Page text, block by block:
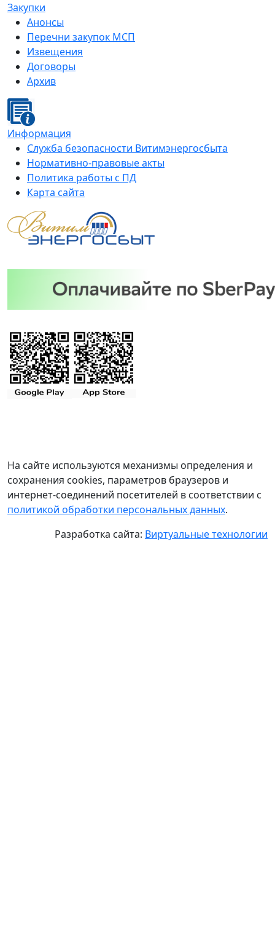
Закупки
Анонсы
Перечни закупок МСП
Извещения
Договоры
Архив
Информация
Служба безопасности Витимэнергосбыта
Нормативно-правовые акты
Политика работы с ПД
Карта сайта
На сайте используются механизмы определения и
сохранения cookies, параметров браузеров и
интернет-соединений посетителей в соответствии с
политикой обработки персональных данных.
Разработка сайта: Виртуальные технологии